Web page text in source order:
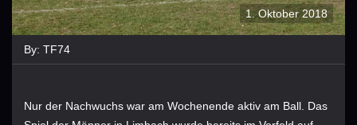
1. Oktober 2018
By: TF74
Nur der Nachwuchs war am Wochenende aktiv am Ball. Das